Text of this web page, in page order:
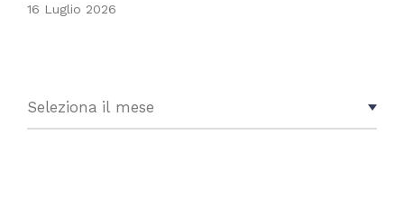
16 Luglio 2026